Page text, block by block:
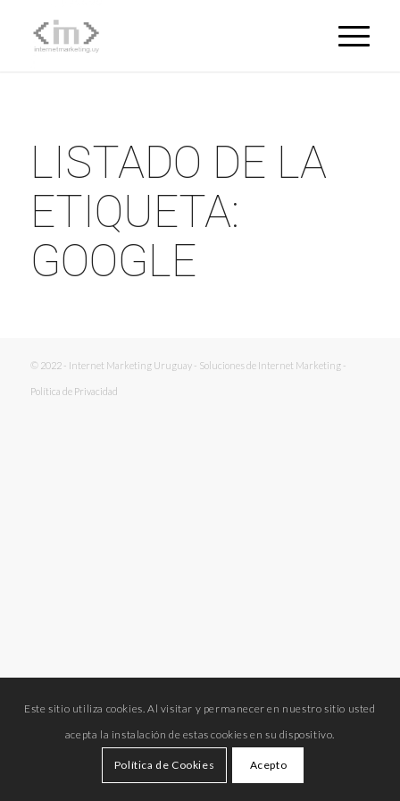
LISTADO DE LA
ETIQUETA:
GOOGLE
© 2022 - Internet Marketing Uruguay - Soluciones de Internet Marketing -
Política de Privacidad
Este sitio utiliza cookies. Al visitar y permanecer en nuestro sitio usted
acepta la instalación de estas cookies en su dispositivo.
Política de Cookies Acepto